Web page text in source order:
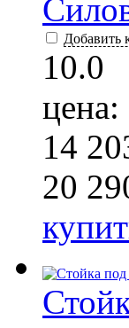
Добавить
10.0
цена:
14
20